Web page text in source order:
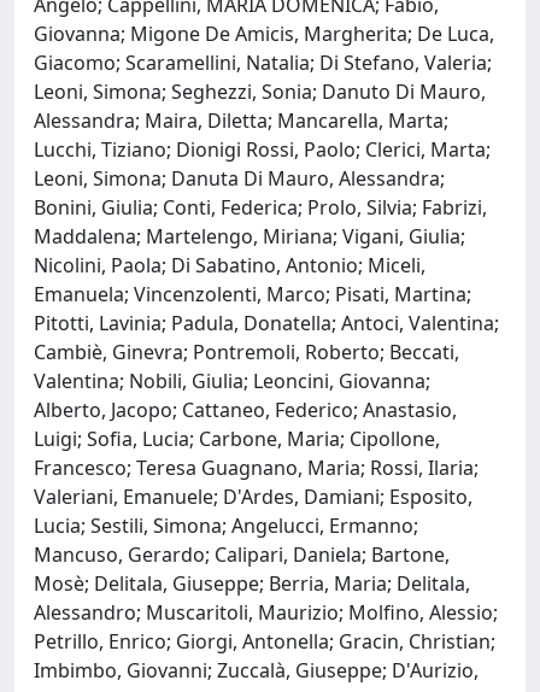
Giovanna; Migone De Amicis, Margherita; De Luca,
Giacomo; Scaramellini, Natalia; Di Stefano, Valeria;
Leoni, Simona; Seghezzi, Sonia; Danuto Di Mauro,
Alessandra; Maira, Diletta; Mancarella, Marta;
Lucchi, Tiziano; Dionigi Rossi, Paolo; Clerici, Marta;
Leoni, Simona; Danuta Di Mauro, Alessandra;
Bonini, Giulia; Conti, Federica; Prolo, Silvia; Fabrizi,
Maddalena; Martelengo, Miriana; Vigani, Giulia;
Nicolini, Paola; Di Sabatino, Antonio; Miceli,
Emanuela; Vincenzolenti, Marco; Pisati, Martina;
Pitotti, Lavinia; Padula, Donatella; Antoci, Valentina;
Cambiè, Ginevra; Pontremoli, Roberto; Beccati,
Valentina; Nobili, Giulia; Leoncini, Giovanna;
Alberto, Jacopo; Cattaneo, Federico; Anastasio,
Luigi; Sofia, Lucia; Carbone, Maria; Cipollone,
Francesco; Teresa Guagnano, Maria; Rossi, Ilaria;
Valeriani, Emanuele; D'Ardes, Damiani; Esposito,
Lucia; Sestili, Simona; Angelucci, Ermanno;
Mancuso, Gerardo; Calipari, Daniela; Bartone,
Mosè; Delitala, Giuseppe; Berria, Maria; Delitala,
Alessandro; Muscaritoli, Maurizio; Molfino, Alessio;
Petrillo, Enrico; Giorgi, Antonella; Gracin, Christian;
Imbimbo, Giovanni; Zuccalà, Giuseppe; D'Aurizio,